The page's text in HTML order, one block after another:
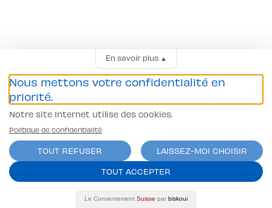
En savoir plus▲
Nous mettons votre confidentialité en
priorité.
Notre site Internet utilise des cookies.
Politique de confidentialité
TOUT REFUSER
LAISSEZ-MOI CHOISIR
TOUT ACCEPTER
Le Consentement Suisse par biskoui